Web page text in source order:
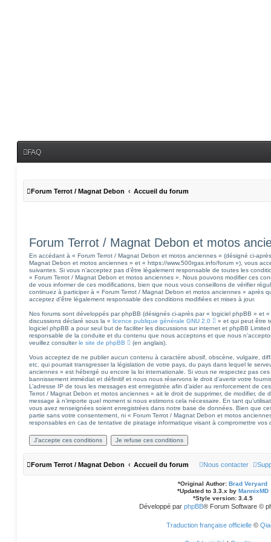
FAQ
Forum Terrot / Magnat Debon Accueil du forum
Forum Terrot / Magnat Debon et motos
En accédant à « Forum Terrot / Magnat Debon et motos anciennes » (désigné ci-
Magnat Debon et motos anciennes » et « https://www.500rgas.info/forum »), vous
suivantes. Si vous n’acceptez pas d’être légalement responsable de toutes les
« Forum Terrot / Magnat Debon et motos anciennes ». Nous pouvons modifier ces
de vous informer de ces modifications, bien que nous vous conseillons de vérifier
continuez à participer à « Forum Terrot / Magnat Debon et motos anciennes » après
acceptez d’être légalement responsable des conditions modifiées et mises à jour.
Nos forums sont développés par phpBB (désignés ci-après par « logiciel phpBB » et
discussions déclaré sous la « licence publique générale GNU 2.0
» et qui peut être
logiciel phpBB a pour seul but de faciliter les discussions sur internet et phpBB
responsable de la conduite et du contenu que nous acceptons et que nous
veuillez consulterle site de phpBB (en anglais).
Vous acceptez de ne publier aucun contenu à caractère abusif, obscène, vulgaire,
etc. qui pourrait transgresser la législation de votre pays, du pays dans lequel le
anciennes » est hébergé ou encore la loi internationale. Si vous ne respectez pas
bannissement immédiat et définitif et nous nous réservons le droit d’avertir votre
L’adresse IP de tous les messages est enregistrée afin d’aider au renforcement de
Terrot / Magnat Debon et motos anciennes » ait le droit de supprimer, de modifier, de
message à n’importe quel moment si nous estimons cela nécessaire. En tant
vous avez renseignées soient enregistrées dans notre base de données. Bien que
partie sans votre consentement, ni « Forum Terrot / Magnat Debon et motos
responsables en cas de tentative de piratage informatique visant à compromettre vos
Forum Terrot / Magnat Debon Accueil du forum Nous contacter
*Original Author: Brad Veryard
*Updated to 3.3.x by MannixMD
*Style version: 3.4.5
Développé par phpBB® Forum Software ©
Traduction française officielle©